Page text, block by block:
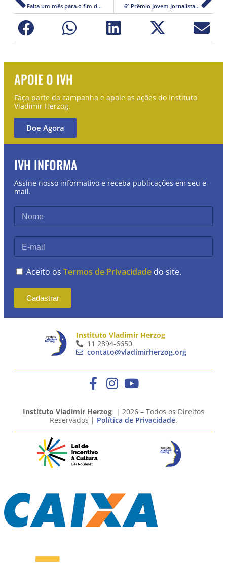
Falta um mês para o fim das inscrições do 2º Prêmio Municipal de Educação em Direitos Humanos. Inscreva o seu projeto 6º Prêmio Jovem Jornalista Fernando Pacheco Jordão
APOIE O IVH
Faça parte da campanha e apoie as ações do Instituto
Vladimir Herzog.
Doe Agora
IVH INFORMA
Assine nosso informativo e receba publicações em seu e-
mail.
Aceito os Termos de Privacidade do site.
Cadastrar
Instituto Vladimir Herzog
11 2894-6650
contato@vladimirherzog.org
Instituto Vladimir Herzog | 2026 – Todos os Direitos
Reservados | Política de Privacidade.